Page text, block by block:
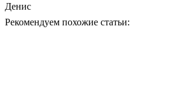
Денис
Рекомендуем похожие статьи: